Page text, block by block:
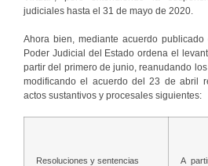
judiciales hasta el 31 de mayo de 2020.
Ahora bien, mediante acuerdo
Poder Judicial del Estado ordena el
partir del primero de junio, reanudando
modificando el acuerdo del 23 de abril
actos sustantivos y procesales siguientes:
Resoluciones y sentencias
A